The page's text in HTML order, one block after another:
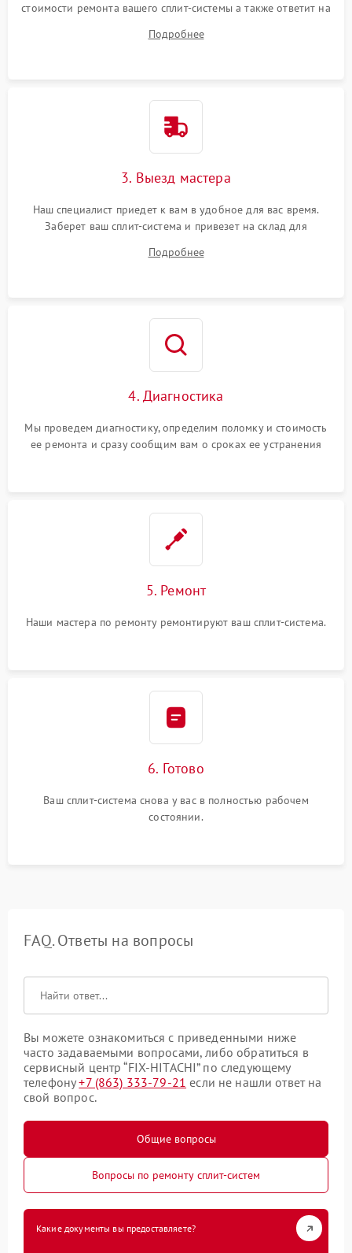
стоимости ремонта вашего сплит-системы а также ответит на
Подробнее
3. Выезд мастера
Наш специалист приедет к вам в удобное для вас время.
Заберет ваш сплит-система и привезет на склад для
Подробнее
4. Диагностика
Мы проведем диагностику, определим поломку и стоимость
ее ремонта и сразу сообщим вам о сроках ее устранения
5. Ремонт
Наши мастера по ремонту ремонтируют ваш сплит-система.
6. Готово
Ваш сплит-система снова у вас в полностью рабочем
состоянии.
FAQ. Ответы на вопросы
Вы можете ознакомиться с приведенными ниже
часто задаваемыми вопросами, либо обратиться в
сервисный центр “FIX-HITACHI” по следующему
телефону+7 (863) 333-79-21 если не нашли ответ на
свой вопрос.
Общие вопросы
Вопросы по ремонту сплит-систем
Какие документы вы предоставляете?